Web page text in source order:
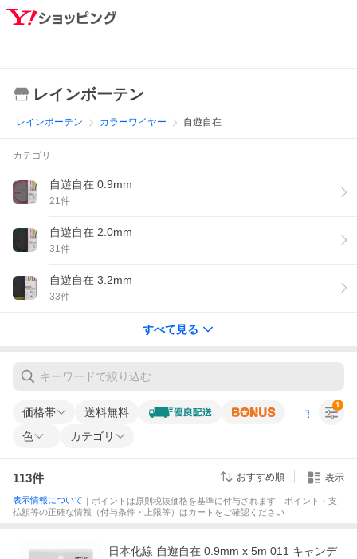
レインボーテン
レインボーテン カラーワイヤー 自遊自在
カテゴリ
自遊自在 0.9mm
21件
自遊自在 2.0mm
31件
自遊自在 3.2mm
33件
すべて見る
価格帯 送料無料 すべての条
色 カテゴリ
1
113件 おすすめ順 表示
表示情報について ｜ポイントは原則税抜価格を基準に付与されます｜ポイント・支
払額等の正確な情報（付与条件・上限等）はカートをご確認ください
日本化線 自遊自在 0.9mm x 5m 011 キャンデ